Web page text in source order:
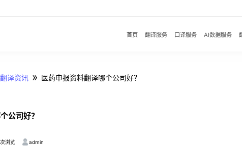
首页 翻译服务 口译服务 AI数据服务
翻译资讯 » 医药申报资料翻译哪个公司好？
公司好？
浏览 admin